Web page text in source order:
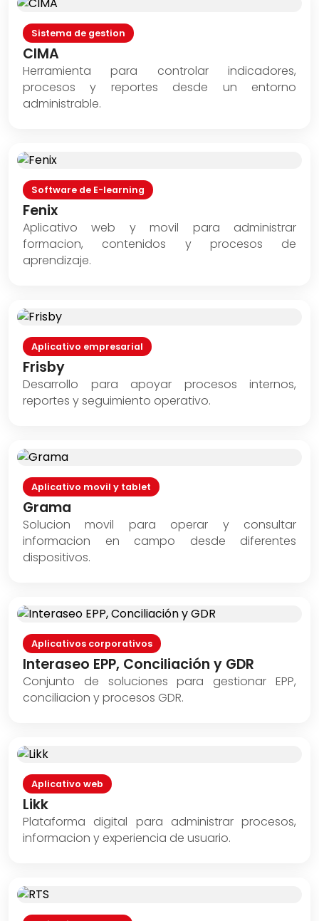
Sistema de gestion
CIMA
Herramienta para controlar indicadores,
procesos y reportes desde un entorno
administrable.
Software de E-learning
Fenix
Aplicativo web y movil para administrar
formacion, contenidos y procesos de
aprendizaje.
Aplicativo empresarial
Frisby
Desarrollo para apoyar procesos internos,
reportes y seguimiento operativo.
Aplicativo movil y tablet
Grama
Solucion movil para operar y consultar
informacion en campo desde diferentes
dispositivos.
Aplicativos corporativos
Interaseo EPP, Conciliación y GDR
Conjunto de soluciones para gestionar EPP,
conciliacion y procesos GDR.
Aplicativo web
Likk
Plataforma digital para administrar procesos,
informacion y experiencia de usuario.